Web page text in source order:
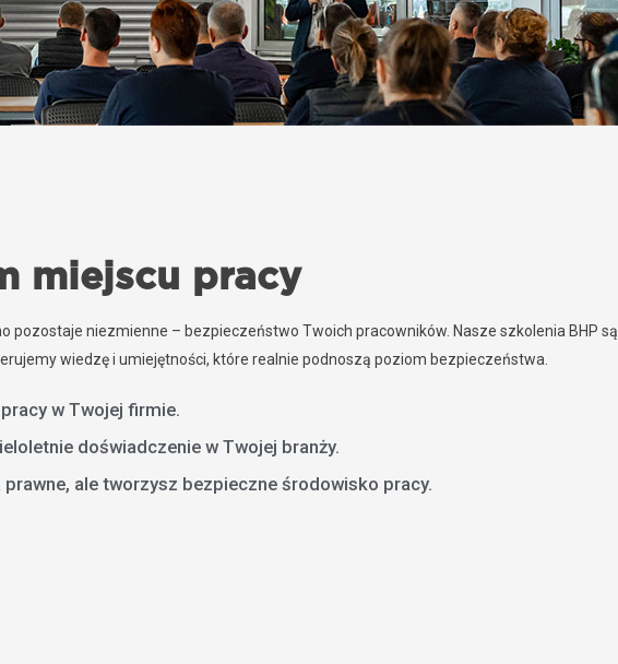
miejscu pracy
pozostaje niezmienne – bezpieczeństwo Twoich pracowników. Nasze szkolenia BHP są
wiedzę i umiejętności, które realnie podnoszą poziom bezpieczeństwa.
w Twojej firmie.
doświadczenie w Twojej branży.
ale tworzysz bezpieczne środowisko pracy.